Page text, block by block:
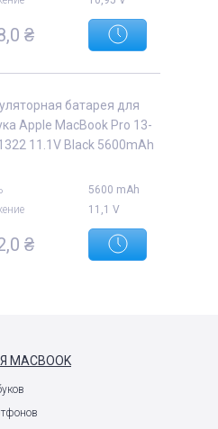
₴
батарея для
Apple MacBook Pro 13-
11.1V Black 5600mAh
5600 mAh
11,1 V
₴
MACBOOK